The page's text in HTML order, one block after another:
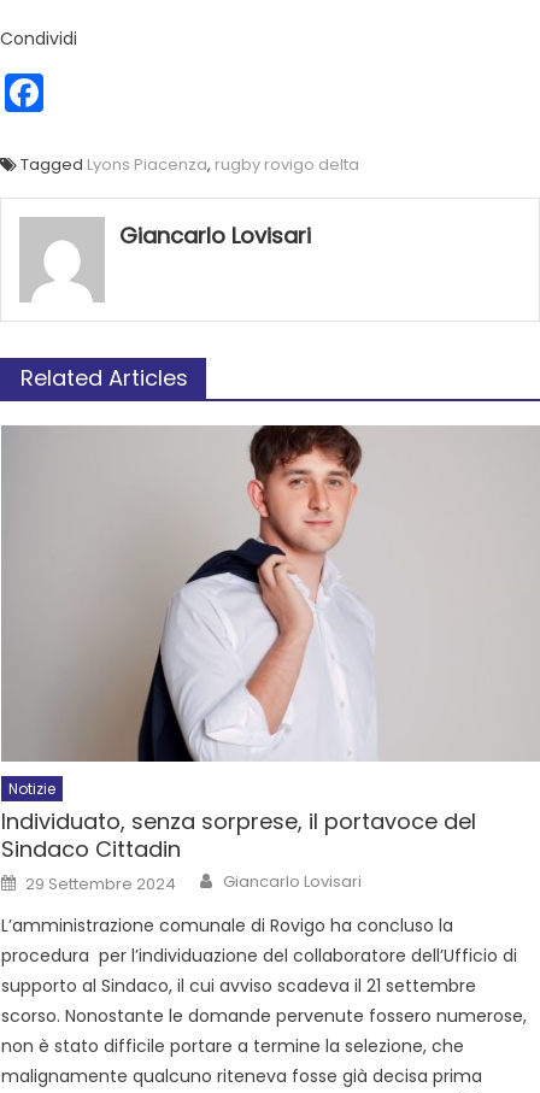
Condividi
Tagged Lyons Piacenza, rugby rovigo delta
Giancarlo Lovisari
Related Articles
Notizie
Individuato, senza sorprese, il portavoce del
Sindaco Cittadin
29 Settembre 2024 Giancarlo Lovisari
L’amministrazione comunale di Rovigo ha concluso la
procedura per l’individuazione del collaboratore dell’Ufficio di
supporto al Sindaco, il cui avviso scadeva il 21 settembre
scorso. Nonostante le domande pervenute fossero numerose,
non è stato difficile portare a termine la selezione, che
malignamente qualcuno riteneva fosse già decisa prima